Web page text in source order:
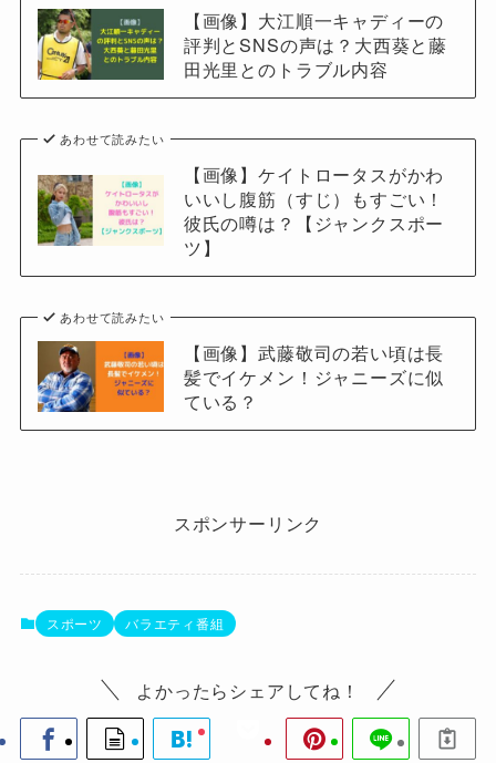
【画像】大江順一キャディーの
評判とSNSの声は？大西葵と藤
田光里とのトラブル内容
あわせて読みたい
【画像】ケイトロータスがかわ
いいし腹筋（すじ）もすごい！
彼氏の噂は？【ジャンクスポー
ツ】
あわせて読みたい
【画像】武藤敬司の若い頃は長
髪でイケメン！ジャニーズに似
ている？
スポンサーリンク
スポーツ バラエティ番組
よかったらシェアしてね！